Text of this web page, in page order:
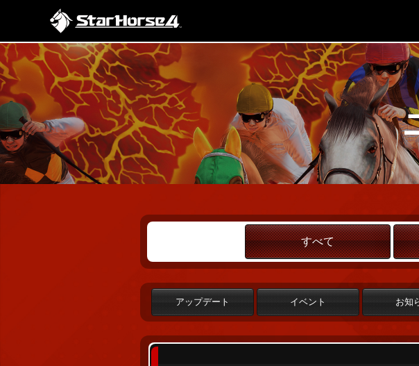
すべて
アップデート イベント お知